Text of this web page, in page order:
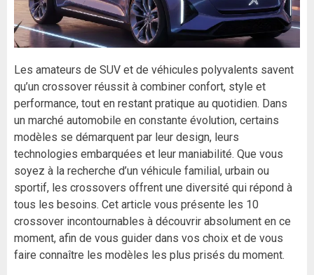
Les amateurs de SUV et de véhicules polyvalents savent
qu’un crossover réussit à combiner confort, style et
performance, tout en restant pratique au quotidien. Dans
un marché automobile en constante évolution, certains
modèles se démarquent par leur design, leurs
technologies embarquées et leur maniabilité. Que vous
soyez à la recherche d’un véhicule familial, urbain ou
sportif, les crossovers offrent une diversité qui répond à
tous les besoins. Cet article vous présente les 10
crossover incontournables à découvrir absolument en ce
moment, afin de vous guider dans vos choix et de vous
faire connaître les modèles les plus prisés du moment.